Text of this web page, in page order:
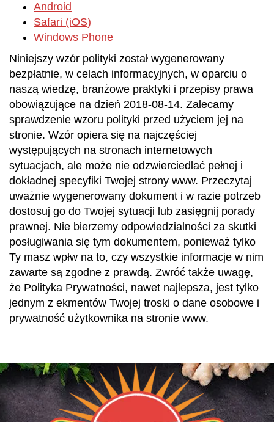
Android
Safari (iOS)
Windows Phone
Niniejszy wzór polityki został wygenerowany
bezpłatnie, w celach informacyjnych, w oparciu o
naszą wiedzę, branżowe praktyki i przepisy prawa
obowiązujące na dzień 2018-08-14. Zalecamy
sprawdzenie wzoru polityki przed użyciem jej na
stronie. Wzór opiera się na najczęściej
występujących na stronach internetowych
sytuacjach, ale może nie odzwierciedlać pełnej i
dokładnej specyfiki Twojej strony www. Przeczytaj
uważnie wygenerowany dokument i w razie potrzeb
dostosuj go do Twojej sytuacji lub zasięgnij porady
prawnej. Nie bierzemy odpowiedzialności za skutki
posługiwania się tym dokumentem, ponieważ tylko
Ty masz wpłw na to, czy wszystkie informacje w nim
zawarte są zgodne z prawdą. Zwróć także uwagę,
że Polityka Prywatności, nawet najlepsza, jest tylko
jednym z ekmentów Twojej troski o dane osobowe i
prywatność użytkownika na stronie www.